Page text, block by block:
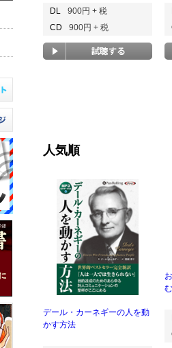
DL
900円 + 税
CD
900円 + 税
人気順
デール・カーネギーの人を動
かす方法